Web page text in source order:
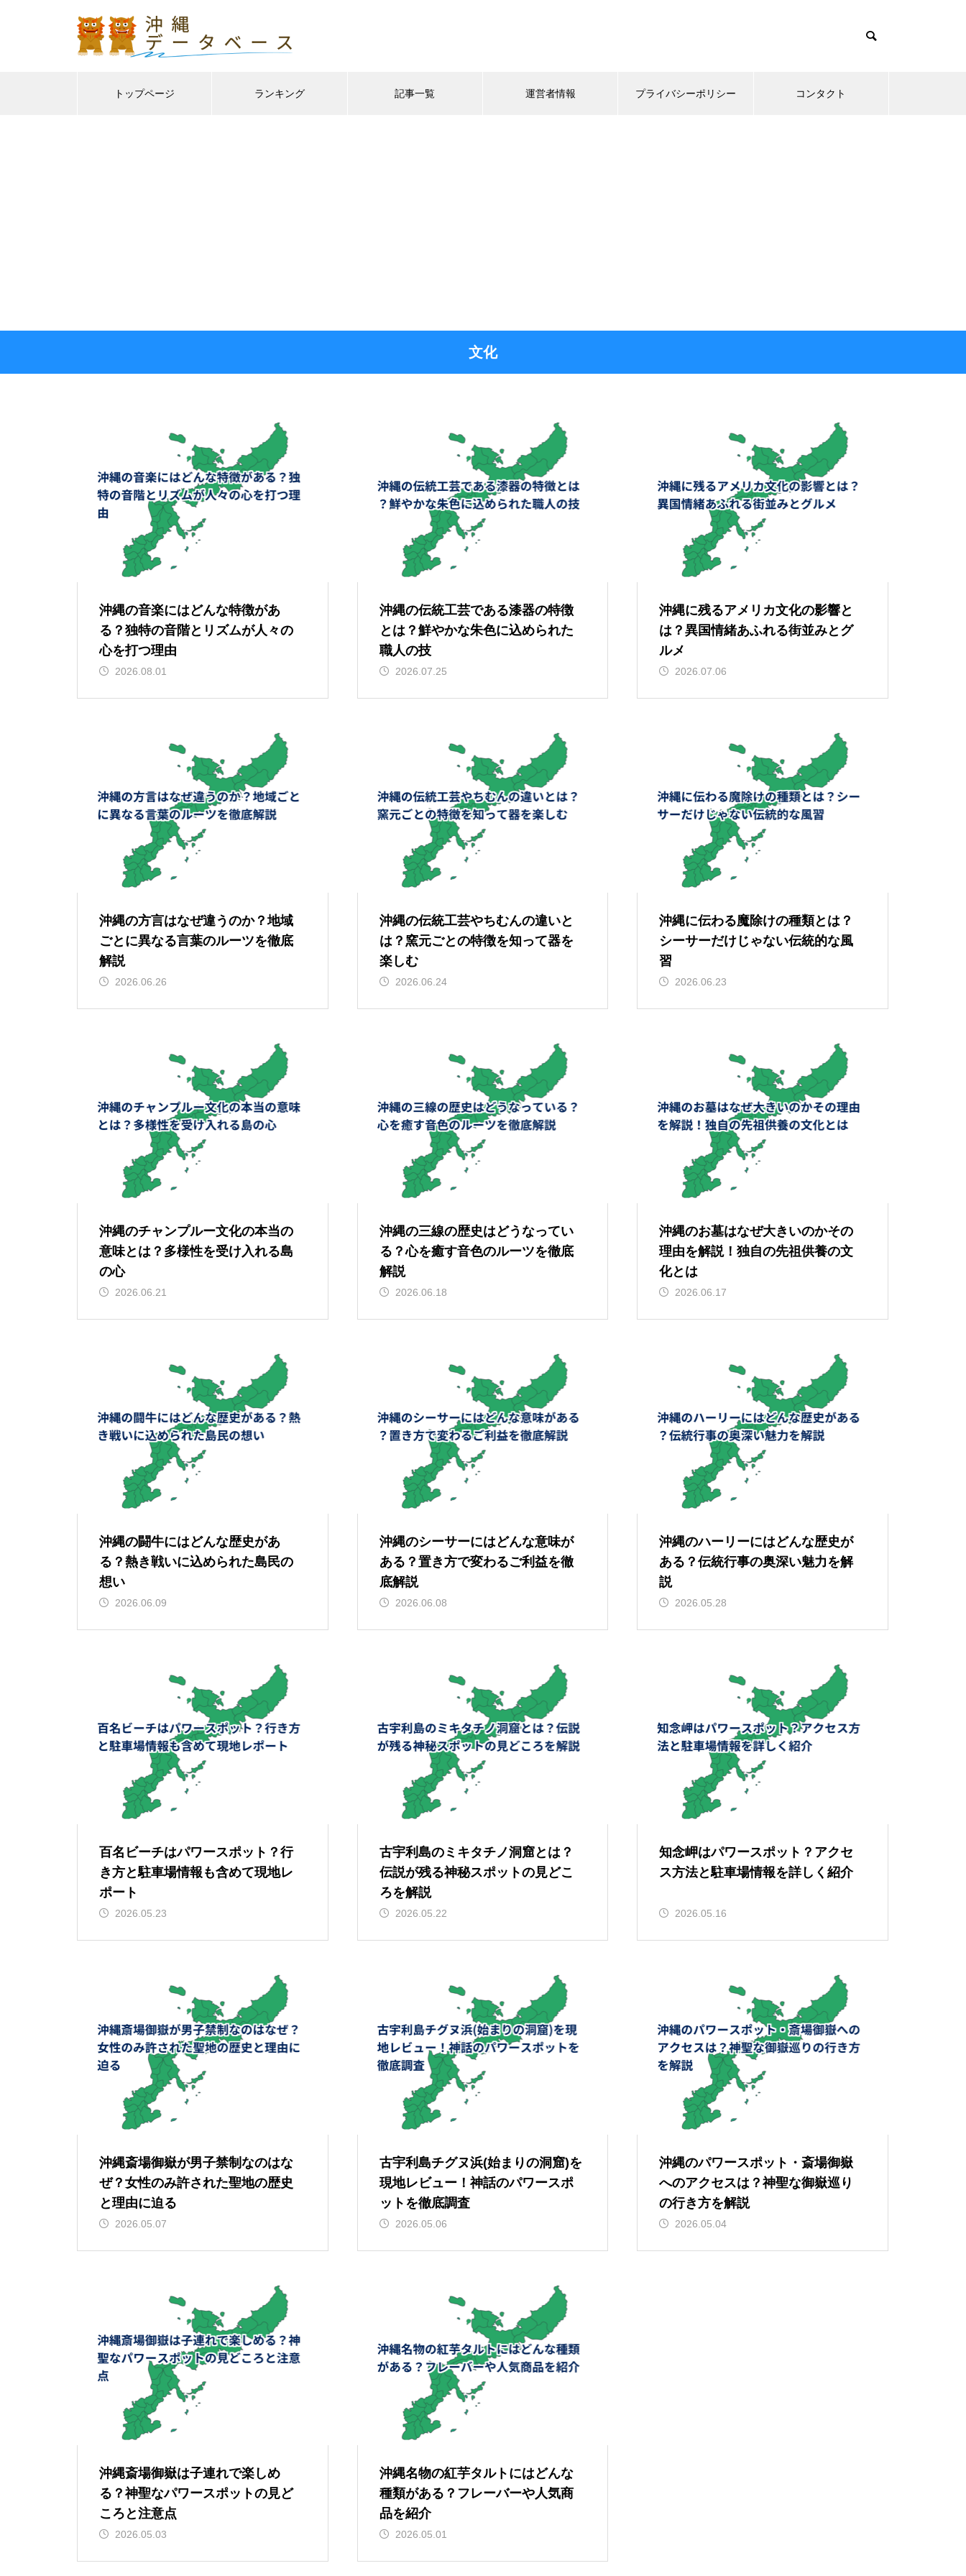
トップページ ランキング 記事一覧 運営者情報 プライバシーポリシー コンタクト
文化
沖縄の音楽にはどんな特徴があ
る？独特の音階とリズムが人々の
心を打つ理由
2026.08.01
沖縄の伝統工芸である漆器の特徴
とは？鮮やかな朱色に込められた
職人の技
2026.07.25
沖縄に残るアメリカ文化の影響と
は？異国情緒あふれる街並みとグ
ルメ
2026.07.06
沖縄の方言はなぜ違うのか？地域
ごとに異なる言葉のルーツを徹底
解説
2026.06.26
沖縄の伝統工芸やちむんの違いと
は？窯元ごとの特徴を知って器を
楽しむ
2026.06.24
沖縄に伝わる魔除けの種類とは？
シーサーだけじゃない伝統的な風
習
2026.06.23
沖縄のチャンプルー文化の本当の
意味とは？多様性を受け入れる島
の心
2026.06.21
沖縄の三線の歴史はどうなってい
る？心を癒す音色のルーツを徹底
解説
2026.06.18
沖縄のお墓はなぜ大きいのかその
理由を解説！独自の先祖供養の文
化とは
2026.06.17
沖縄の闘牛にはどんな歴史があ
る？熱き戦いに込められた島民の
想い
2026.06.09
沖縄のシーサーにはどんな意味が
ある？置き方で変わるご利益を徹
底解説
2026.06.08
沖縄のハーリーにはどんな歴史が
ある？伝統行事の奥深い魅力を解
説
2026.05.28
百名ビーチはパワースポット？行
き方と駐車場情報も含めて現地レ
ポート
2026.05.23
古宇利島のミキタチノ洞窟とは？
伝説が残る神秘スポットの見どこ
ろを解説
2026.05.22
知念岬はパワースポット？アクセ
ス方法と駐車場情報を詳しく紹介
2026.05.16
沖縄斎場御嶽が男子禁制なのはな
ぜ？女性のみ許された聖地の歴史
と理由に迫る
2026.05.07
古宇利島チグヌ浜(始まりの洞窟)を
現地レビュー！神話のパワースポ
ットを徹底調査
2026.05.06
沖縄のパワースポット・斎場御嶽
へのアクセスは？神聖な御嶽巡り
の行き方を解説
2026.05.04
沖縄斎場御嶽は子連れで楽しめ
る？神聖なパワースポットの見ど
ころと注意点
2026.05.03
沖縄名物の紅芋タルトにはどんな
種類がある？フレーバーや人気商
品を紹介
2026.05.01